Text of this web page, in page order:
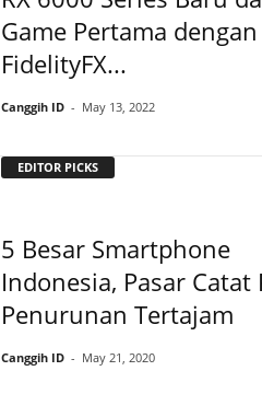
Game Pertama
FidelityFX...
Canggih ID - May 13, 2022
EDITOR PICKS
5 Besar Smartphone
Indonesia, Pasar Catat
Penurunan Tertajam
Canggih ID - May 21, 2020